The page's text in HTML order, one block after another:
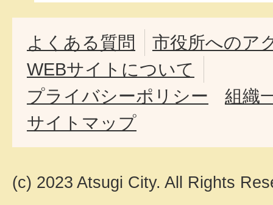
よくある質問
市役所へのア
WEBサイトについて
プライバシーポリシー
組織
サイトマップ
(c) 2023 Atsugi City. All Rights